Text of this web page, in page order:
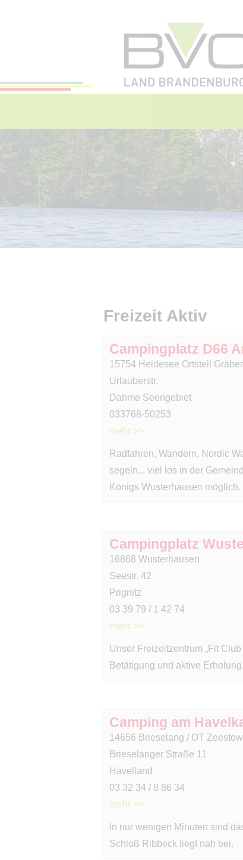
Freizeit Aktiv
Campingplatz D66
15754 Heidesee Ortsteil
Urlauberstr.
Dahme Seengebiet
033768-50253
mehr >>
Radfahren, Wandern, Nordic
segeln... viel los in der
Königs Wusterhausen möglich.
Campingplatz
16868 Wusterhausen
Seestr. 42
Prignitz
03 39 79 / 1 42 74
mehr >>
Unser Freizeitzentrum „Fit
Betätigung und aktive
Camping am
14656 Brieselang / OT Zeestow
Brieselanger Straße 11
Havelland
03 32 34 / 8 86 34
mehr >>
In nur wenigen Minuten sind
Schloß Ribbeck liegt nah bei.